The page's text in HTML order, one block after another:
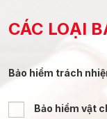
CÁC LOẠI
Bảo hiểm trách
Bảo hiểm vật